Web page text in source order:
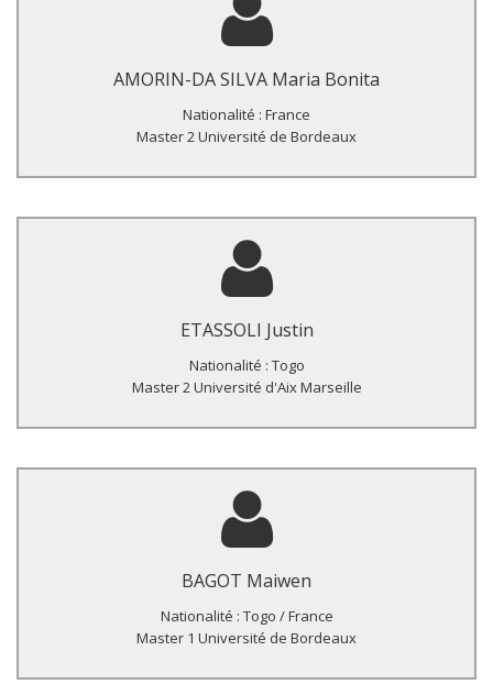
AMORIN-DA SILVA Maria Bonita
Nationalité : France
Master 2 Université de Bordeaux
Titre du Master :
Hygiène menstruelle des jeunes filles scolarisées au Sud du
Togo : Connaissances, Attitudes et Pratiques.
ETASSOLI Justin
Nationalité : Togo
Master 2 Université d'Aix Marseille
Titre du Master :
Evaluation de l’impact de 4 à 5 années de traitement de masse
sur les prévalences des schistosomiases et des
géohelminthiases au Togo entre 2009 et 2015.
BAGOT Maiwen
Nationalité : Togo / France
Master 1 Université de Bordeaux
Titre du Master :
Etude descriptive sur les raisons de l’exclusion du don de sang
et la prévalence des maladies transmissibles par le sang chez
ces sujets au Centre National de Transfusion Sanguine de
Lomé, Togo.